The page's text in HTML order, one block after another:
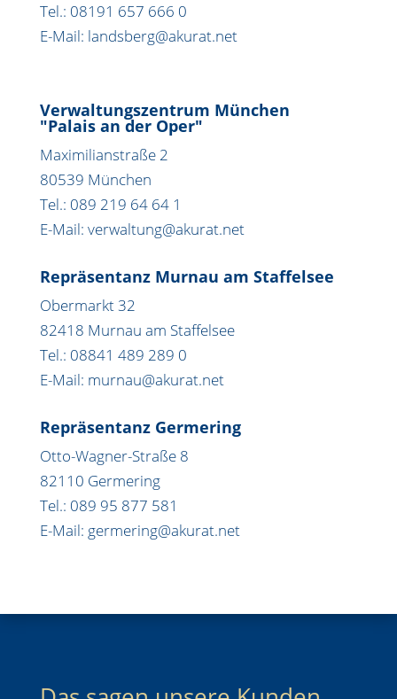
Tel.: 08191 657 666 0
E-Mail: landsberg@akurat.net
Verwaltungszentrum München
"Palais an der Oper"
Maximilianstraße 2
80539 München
Tel.: 089 219 64 64 1
E-Mail: verwaltung@akurat.net
Repräsentanz Murnau am Staffelsee
Obermarkt 32
82418 Murnau am Staffelsee
Tel.: 08841 489 289 0
E-Mail: murnau@akurat.net
Repräsentanz Germering
Otto-Wagner-Straße 8
82110 Germering
Tel.: 089 95 877 581
E-Mail: germering@akurat.net